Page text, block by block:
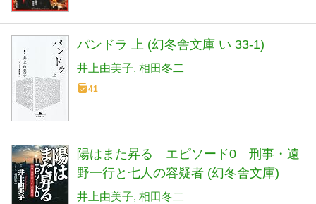
パンドラ 上 (幻冬舎文庫 い 33-1)
井上由美子 相田冬二
41
陽はまた昇る エピソード0 刑事・遠
野一行と七人の容疑者 (幻冬舎文庫)
井上由美子 相田冬二